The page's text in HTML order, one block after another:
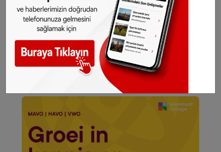
Fotoğraf: Pexels.com (arşiv)
Belçika'da ehliyetiniz
kaybolur veya çalınırsa:
Yeni ehliyet gelmeden
trafiğe çıkmayın